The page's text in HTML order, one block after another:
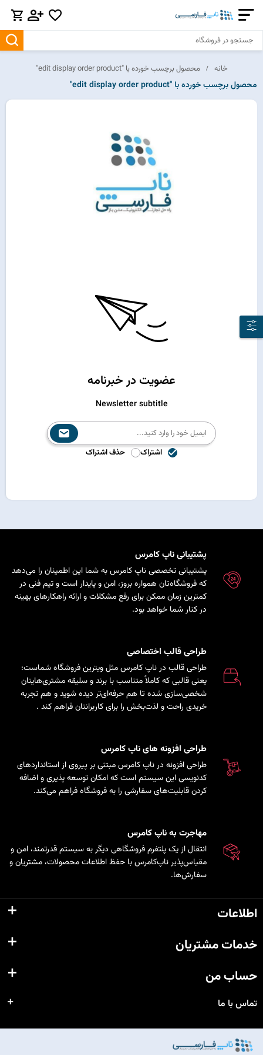
خانه محصول برچسب خورده با "edit display order product"
محصول برچسب خورده با "edit display order product"
عضویت در خبرنامه
Newsletter subtitle
اشتراک حذف اشتراک
پشتیبانی ناپ کامرس
پشتیبانی تخصصی ناپ کامرس به شما این اطمینان را می‌دهد
که فروشگاه‌تان همواره بروز، امن و پایدار است و تیم فنی در
کمترین زمان ممکن برای رفع مشکلات و ارائه راهکارهای بهینه
در کنار شما خواهد بود.
طراحی قالب اختصاصی
طراحی قالب در ناپ کامرس مثل ویترین فروشگاه شماست؛
یعنی قالبی که کاملاً متناسب با برند و سلیقه مشتری‌هایتان
شخصی‌سازی شده تا هم حرفه‌ای‌تر دیده شوید و هم تجربه
خریدی راحت و لذت‌بخش را برای کاربرانتان فراهم کند .
طراحی افزونه های ناپ کامرس
طراحی افزونه در ناپ کامرس مبتنی بر پیروی از استانداردهای
کدنویسی این سیستم است که امکان توسعه پذیری و اضافه
کردن قابلیت‌های سفارشی را به فروشگاه فراهم می‌کند.
مهاجرت به ناپ کامرس
انتقال از یک پلتفرم فروشگاهی دیگر به سیستم قدرتمند، امن و
مقیاس‌پذیر ناپ‌کامرس با حفظ اطلاعات محصولات، مشتریان و
سفارش‌ها.
اطلاعات
خدمات مشتریان
حساب من
تماس با ما